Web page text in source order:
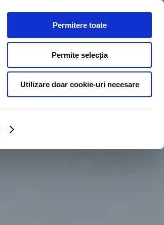
Permitere toate
Permite selecția
Utilizare doar cookie-uri necesare
CONTACT